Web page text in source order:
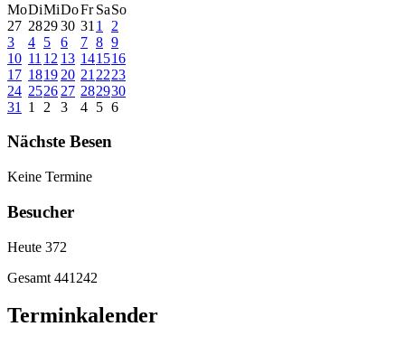
MoDiMiDoFr SaSo
27 282930 31 1
2
3
4 5 6 7 8 9
10 11 12 13 141516
17 1819 20 21 2223
24 2526 27 282930
31
1 2 3 4 5 6
Nächste Besen
Keine Termine
Besucher
Heute 372
Gesamt 441242
Terminkalender